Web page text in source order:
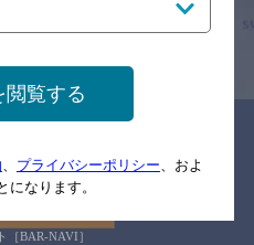
［BAR-NAVI］
閲覧する
、 プライバシーポリシー、およ
になります。